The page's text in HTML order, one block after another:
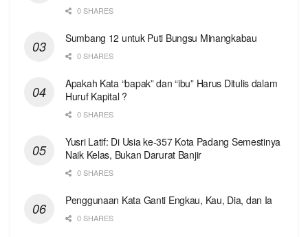
0 SHARES
Sumbang 12 untuk Puti Bungsu Minangkabau
0 SHARES
Apakah Kata “bapak” dan “ibu” Harus Ditulis dalam
Huruf Kapital ?
0 SHARES
Yusri Latif: Di Usia ke-357 Kota Padang Semestinya
Naik Kelas, Bukan Darurat Banjir
0 SHARES
Penggunaan Kata Ganti Engkau, Kau, Dia, dan Ia
0 SHARES